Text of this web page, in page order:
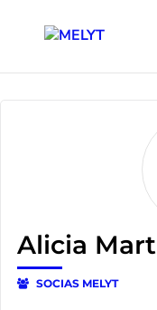
Alicia
SOCIAS MELYT